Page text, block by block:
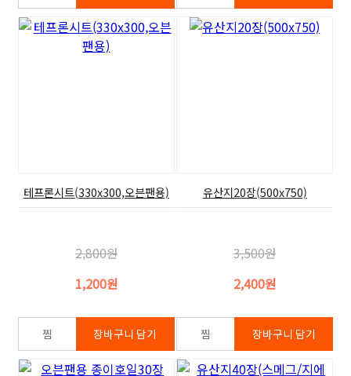
테프론시트(330x300,오븐팬용)
2,800원
1,200원
유산지20장(500x750)
3,500원
2,400원